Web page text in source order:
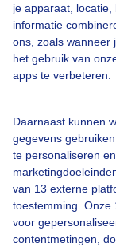
je apparaat,
informatie
ons, zoals wanneer
het gebruik van
apps te verbeteren.
Daarnaast kunnen
gegevens
te personaliseren
van 13 externe
toestemming. Onze
voor
contentmetingen,
Over